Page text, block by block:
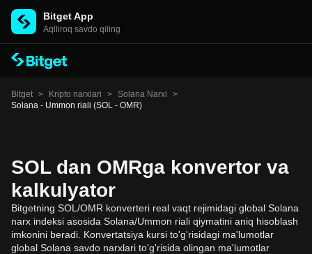
Bitget App
Aqlliroq savdo qiling
Bitget > Kripto narxlari > Solana Narxi
>
Solana - Ummon riali (SOL - OMR)
SOL dan OMRga konvertor va
kalkulyator
Bitgetning SOL/OMR konverteri real vaqt rejimidagi global Solana
narx indeksi asosida Solana/Ummon riali qiymatini aniq hisoblash
imkonini beradi. Konvertatsiya kursi to'g'risidagi ma'lumotlar
global Solana savdo narxlari to'g'risida olingan ma'lumotlar